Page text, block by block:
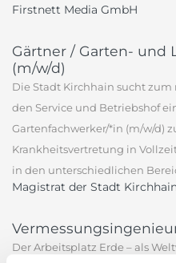
Firstnett Media GmbH
Gärtner / Garten- und
(m/w/d)
Die Stadt Kirchhain sucht
den Service und Betriebshof
Gartenfachwerker/*in (m/w/d)
Krankheitsvertretung in
in den unterschiedlichen
Magistrat der Stadt
Der Arbeitsplatz Erde – als